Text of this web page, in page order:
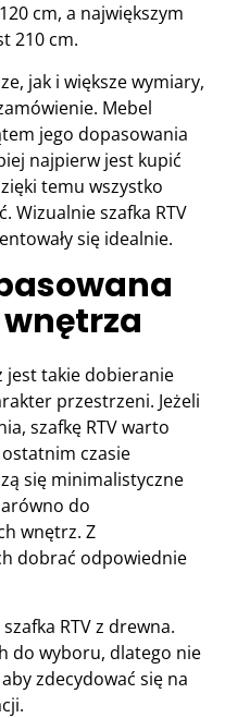
cm, a największym
210 cm.
jak i większe wymiary,
Mebel
jego dopasowania
najpierw jest kupić
temu wszystko
Wizualnie szafka RTV
się idealnie.
jest takie dobieranie
przestrzeni. Jeżeli
szafkę RTV warto
czasie
się minimalistyczne
do
wnętrz. Z
dobrać odpowiednie
RTV z drewna.
do wyboru, dlatego nie
zdecydować się na